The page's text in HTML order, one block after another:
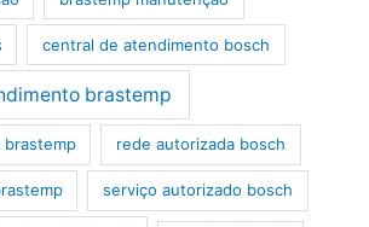
central de atendimento bosch
brastemp
rede autorizada bosch
serviço autorizado bosch